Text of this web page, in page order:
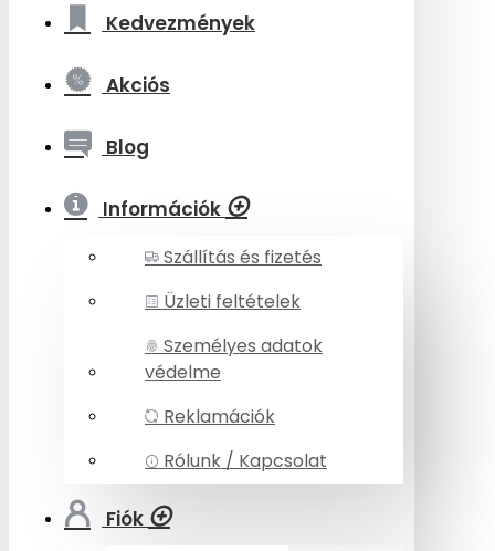
Kedvezmények
Akciós
Blog
Információk
Szállítás és fizetés
Üzleti feltételek
Személyes adatok
védelme
Reklamációk
Rólunk / Kapcsolat
Fiók